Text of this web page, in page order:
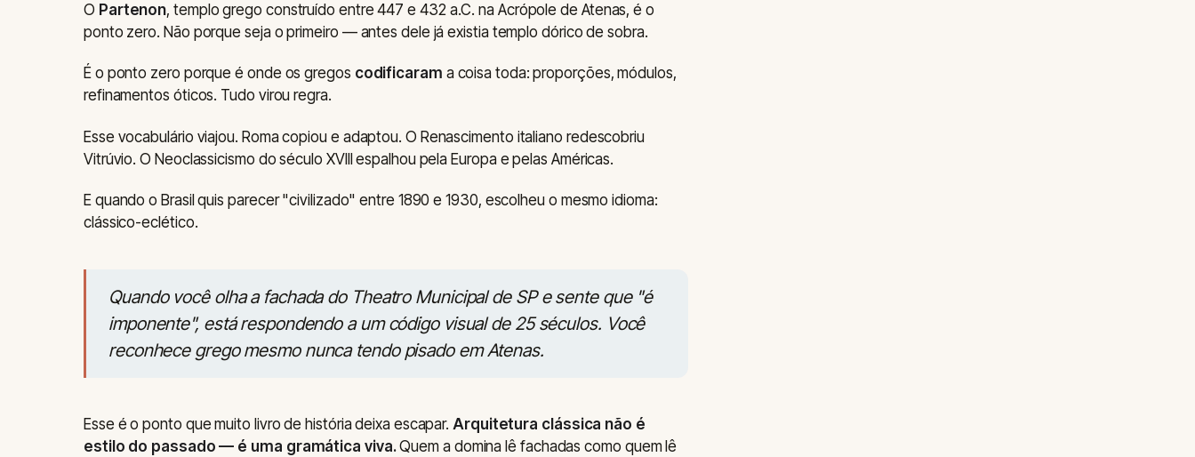
O Partenon, templo grego construído entre 447 e 432 a.C. na Acrópole de Atenas, é o
ponto zero. Não porque seja o primeiro — antes dele já existia templo dórico de sobra.
É o ponto zero porque é onde os gregos codificaram a coisa toda: proporções, módulos,
refinamentos óticos. Tudo virou regra.
Esse vocabulário viajou. Roma copiou e adaptou. O Renascimento italiano redescobriu
Vitrúvio. O Neoclassicismo do século XVIII espalhou pela Europa e pelas Américas.
E quando o Brasil quis parecer "civilizado" entre 1890 e 1930, escolheu o mesmo idioma:
clássico-eclético.
Quando você olha a fachada do Theatro Municipal de SP e sente que "é
imponente", está respondendo a um código visual de 25 séculos. Você
reconhece grego mesmo nunca tendo pisado em Atenas.
Esse é o ponto que muito livro de história deixa escapar. Arquitetura clássica não é
estilo do passado — é uma gramática viva.Quem a domina lê fachadas como quem lê